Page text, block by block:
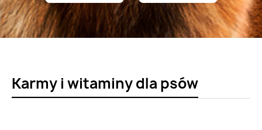
Karmy i witaminy dla psów